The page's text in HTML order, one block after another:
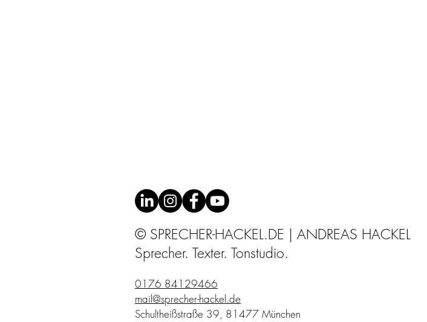
© SPRECHER-HACKEL.DE | ANDREAS HACKEL
Sprecher. Texter. Tonstudio.
0176 84129466
mail@sprecher-hackel.de
Schultheißstraße 39, 81477 München